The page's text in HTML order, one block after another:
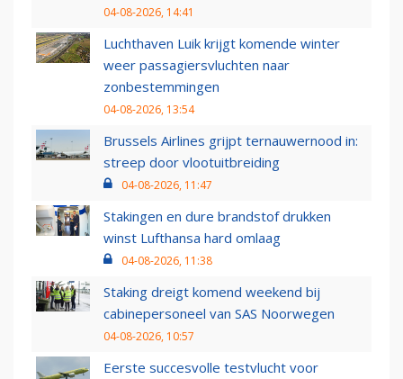
04-08-2026, 14:41
Luchthaven Luik krijgt komende winter
weer passagiersvluchten naar
zonbestemmingen
04-08-2026, 13:54
Brussels Airlines grijpt ternauwernood in:
streep door vlootuitbreiding
04-08-2026, 11:47
Stakingen en dure brandstof drukken
winst Lufthansa hard omlaag
04-08-2026, 11:38
Staking dreigt komend weekend bij
cabinepersoneel van SAS Noorwegen
04-08-2026, 10:57
Eerste succesvolle testvlucht voor